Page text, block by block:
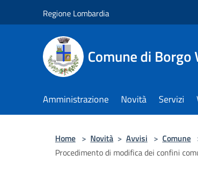
Regione Lombardia
Comune di
Amministrazione Novità Servizi
Home > Novità > Avvisi > Comune
Procedimento di modifica dei confini